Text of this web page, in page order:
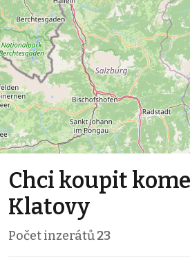
Chci koupit
Klatovy
Počet inzerátů23